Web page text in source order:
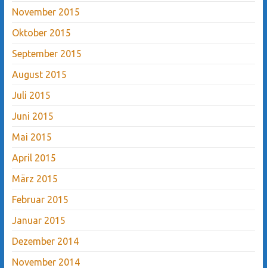
November 2015
Oktober 2015
September 2015
August 2015
Juli 2015
Juni 2015
Mai 2015
April 2015
März 2015
Februar 2015
Januar 2015
Dezember 2014
November 2014